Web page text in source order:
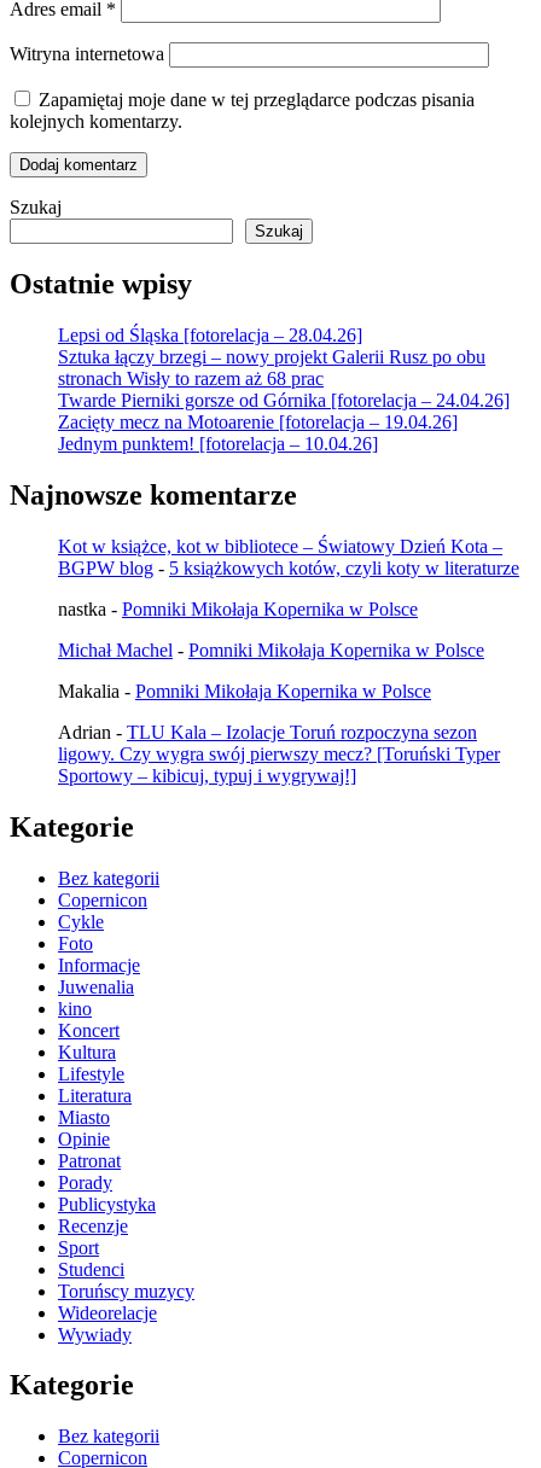
Adres email *
Witryna internetowa
Zapamiętaj moje dane w tej przeglądarce podczas pisania
kolejnych komentarzy.
Szukaj
Szukaj
Ostatnie wpisy
Lepsi od Śląska [fotorelacja – 28.04.26]
Sztuka łączy brzegi – nowy projekt Galerii Rusz po obu
stronach Wisły to razem aż 68 prac
Twarde Pierniki gorsze od Górnika [fotorelacja – 24.04.26]
Zacięty mecz na Motoarenie [fotorelacja – 19.04.26]
Jednym punktem! [fotorelacja – 10.04.26]
Najnowsze komentarze
Kot w książce, kot w bibliotece – Światowy Dzień Kota –
BGPW blog - 5 książkowych kotów, czyli koty w literaturze
nastka - Pomniki Mikołaja Kopernika w Polsce
Michał Machel - Pomniki Mikołaja Kopernika w Polsce
Makalia - Pomniki Mikołaja Kopernika w Polsce
Adrian - TLU Kala – Izolacje Toruń rozpoczyna sezon
ligowy. Czy wygra swój pierwszy mecz? [Toruński Typer
Sportowy – kibicuj, typuj i wygrywaj!]
Kategorie
Bez kategorii
Copernicon
Cykle
Foto
Informacje
Juwenalia
kino
Koncert
Kultura
Lifestyle
Literatura
Miasto
Opinie
Patronat
Porady
Publicystyka
Recenzje
Sport
Studenci
Toruńscy muzycy
Wideorelacje
Wywiady
Kategorie
Bez kategorii
Copernicon